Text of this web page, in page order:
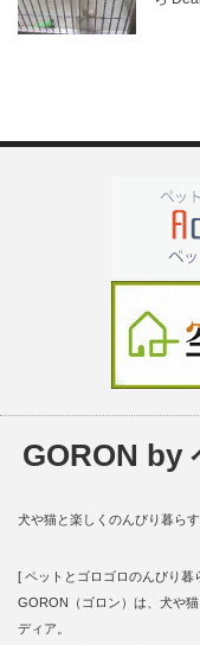
GORON by
犬や猫と楽しくのんびり暮ら
[ ペットとゴロゴロのんびり暮
GORON（ゴロン）は、犬や
ディア。